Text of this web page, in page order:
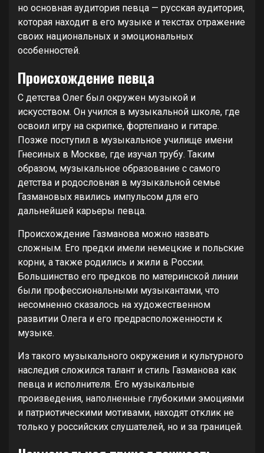
но основная аудитория певца — русская аудитория,
которая находит в его музыке и текстах отражение
своих национальных и эмоциональных
особенностей.
Происхождение певца
С детства Олег был окружен музыкой и
искусством. Он учился в музыкальной школе, где
освоил игру на скрипке, фортепиано и гитаре.
Позже поступил в музыкальное училище имени
Гнесиных в Москве, где изучал трубу. Таким
образом, музыкальное образование с самого
детства и родословная в музыкальной семье
Газмановых явились импульсом для его
дальнейшей карьеры певца.
Происхождение Газманова можно назвать
сложным. Его предки имели немецкие и польские
корни, а также родились и жили в России.
Большинство его предков по материнской линии
были профессиональными музыкантами, что
несомненно сказалось на художественном
развитии Олега и его предрасположенности к
музыке.
Из такого музыкального окружения и культурного
наследия сложился талант и стиль Газманова как
певца и исполнителя. Его музыкальные
произведения, наполненные глубокими эмоциями
и патриотическими мотивами, находят отклик не
только у российских слушателей, но и за границей.